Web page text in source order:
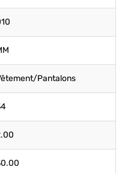
Pantalons